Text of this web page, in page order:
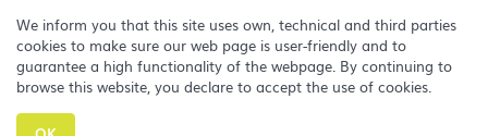
EN
We inform you that this site uses own, technical and third parties
cookies to make sure our web page is user-friendly and to
guarantee a high functionality of the webpage. By continuing to
browse this website, you declare to accept the use of cookies.